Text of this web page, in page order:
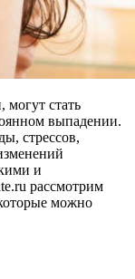
стать
выпадении.
стрессов,
и
рассмотрим
можно